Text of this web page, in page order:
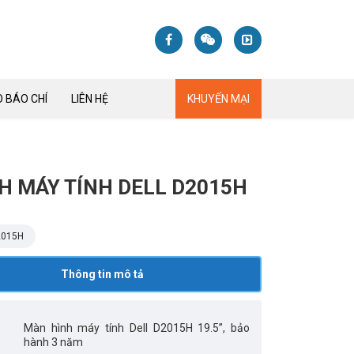
BÁO CHÍ LIÊN HỆ KHUYẾN MẠI
MÁY TÍNH DELL D2015H
Thông tin mô tả
Màn hình máy tính Dell D2015H 19.5”, bảo
hành 3 năm